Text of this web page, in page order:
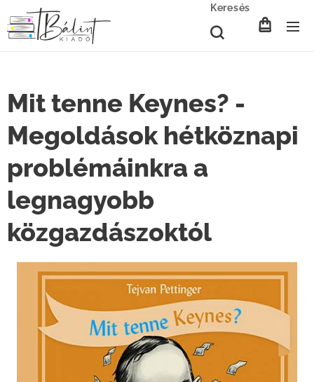
Keresés
Mit tenne Keynes? -
Megoldások hétköznapi
problémáinkra a
legnagyobb
közgazdászoktól